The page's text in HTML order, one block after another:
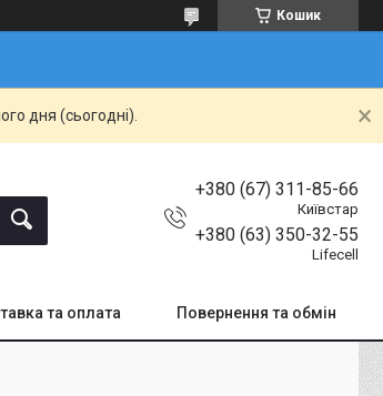
Кошик
дня (сьогодні).
+380 (67) 311-85-66
Київстар
+380 (63) 350-32-55
Lifecell
та оплата Повернення та обмін